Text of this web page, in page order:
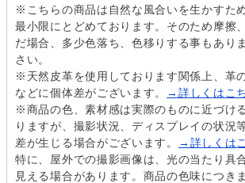
※こちらの商品は自然な風合いを生かすた
最小限にとどめております。そのため摩擦
だ場合、多少色落ち、色移りする事もあり
さい。
※天然皮革を使用しております関係上、革
などに個体差がございます。
→詳しくはこち
※商品の色、素材感は実際のものに近づけ
りますが、撮影状況、ディスプレイの状況
差が生じる場合がございます。
→詳しくは
特に、屋外での撮影画像は、光の当たり具
見える場合があります。商品の色味につき